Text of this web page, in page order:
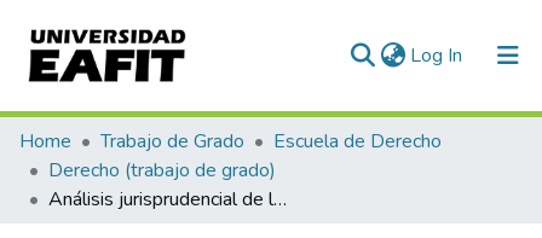
Log In (current)
Communities & Collections
All of DSpace
Home Trabajo de Grado
Escuela de Derecho
Derecho (trabajo de grado)
Análisis jurisprudencial de la acumulación de indemnizaciones de la Responsabilidad Civil y del Estado con prestaciones del Sistema de Riesgos Laborales